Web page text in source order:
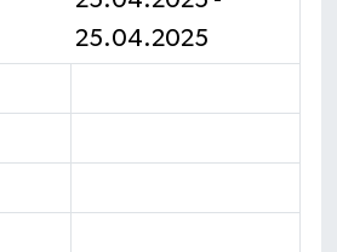
25.04.2025